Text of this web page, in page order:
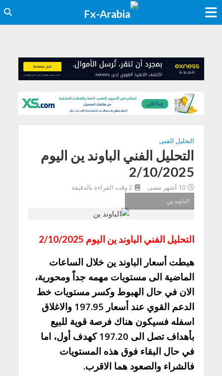
التحليل الفنى
التحليل الفني الباوند ين اليوم
2/10/2025
10 أشهر مضى
2 وقت القراءة بالدقيقة
الباوند ين
التحليل الفني الباوند ين اليوم 2/10/2025
هبطت أسعار الباوند ين خلال الساعات
الماضية الى مستويات مهمه جداً ومحورية،
الان في حال الهبوط وكسر مستويات خط
الدعم القوي عند أسعار 197.95 والاغلاق
اسفله فسيكون هناك فرصة قوية للبيع
بأهداف تصل الى 197.20 كهدف أول، اما
في حال البقاء فوق هذه المستويات
فالشراء والصعود هما الاقرب.